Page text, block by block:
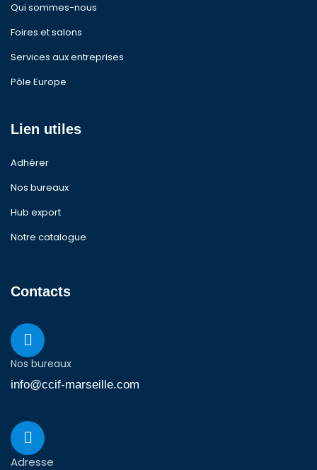
Qui sommes-nous
Foires et salons
Services aux entreprises
Pôle Europe
Lien utiles
Adhérer
Nos bureaux
Hub export
Notre catalogue
Contacts
Nos bureaux
info@ccif-marseille.com
Adresse